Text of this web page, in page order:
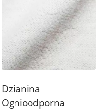
Dzianina
Ognioodporna